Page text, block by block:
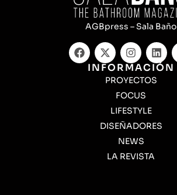
AGBpress – Sala Baño
INFORMACIÓN
PROYECTOS
FOCUS
LIFESTYLE
DISEÑADORES
NEWS
LA REVISTA